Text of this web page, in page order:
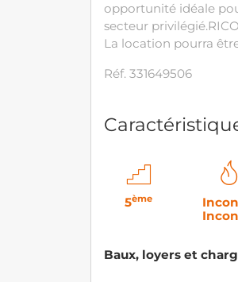
opportunité idéale
secteur privilégié.RICO
La location pourra
Réf. 331649506
5ème
Baux, loyers et